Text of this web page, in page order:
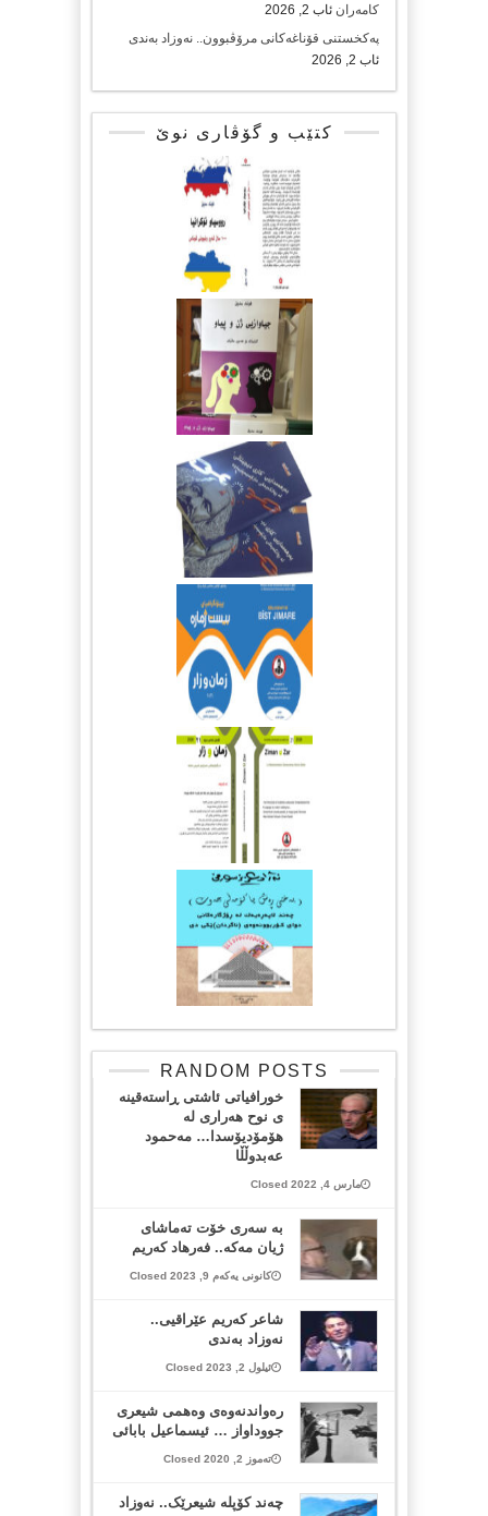
کامەران ئاب 2, 2026
پەکخستنی قۆناغەکانی مرۆڤبوون.. نەوزاد بەندی
ئاب 2, 2026
کتێب و گۆڤاری نوێ
RANDOM POSTS
خورافیاتی ئاشتی ڕاستەقینە
ی نوح هەراری لە
هۆمۆدیۆسدا… مەحمود
عەبدوڵڵا
مارس 4, 2022 Closed
به‌ سه‌ری خۆت ته‌ماشای
ژیان مه‌که‌.. فەرهاد کەریم
کانونی یەکەم 9, 2023 Closed
شاعر کەریم عێراقیی..
نەوزاد بەندی
ئیلول 2, 2023 Closed
رەواندنەوەی وەهمی شیعری
جووداواز … ئیسماعیل بابائی
تەموز 2, 2020 Closed
چەند کۆپلە شیعرێک.. نەوزاد